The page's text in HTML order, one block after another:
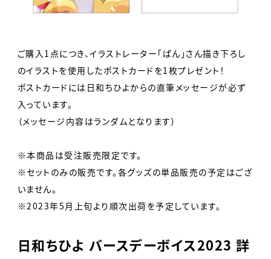
ご購入1点につき、イラストレーター「ぱん」さん描き下ろし
のイラストを使用したポストカードを1枚プレゼント！
ポストカードには日和ちひよからの直筆メッセージが必ず
入っています。
（メッセージ内容はランダムとなります）
※本商品は受注販売限定です。
※セットのみの販売です。各グッズの単品販売の予定はござ
いません。
※2023年5月上旬より順次出荷を予定しています。
日和ちひよ バースデーボイス2023 詳